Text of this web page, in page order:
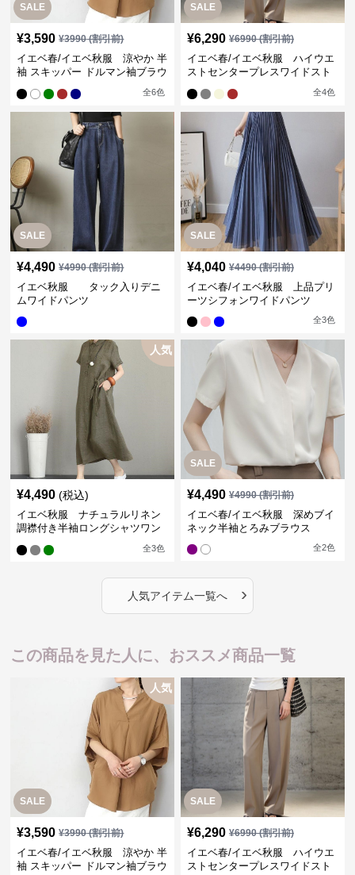
SALE
¥3,590 ¥3990(割引前)
イエベ春/イエベ秋服 涼やか 半
袖 スキッパー ドルマン袖ブラウ
全6色
SALE
¥6,290 ¥6990(割引前)
イエベ春/イエベ秋服 ハイウエ
ストセンタープレスワイドスト
全4色
SALE
¥4,490 ¥4990(割引前)
イエベ秋服 タック入りデニ
ムワイドパンツ
SALE
¥4,040 ¥4490(割引前)
イエベ春/イエベ秋服 上品プリ
ーツシフォンワイドパンツ
全3色
人気
¥4,490 (税込)
イエベ秋服 ナチュラルリネン
調襟付き半袖ロングシャツワン
全3色
SALE
¥4,490 ¥4990(割引前)
イエベ春/イエベ秋服 深めブイ
ネック半袖とろみブラウス
全2色
人気アイテム一覧へ ›
この商品を見た人に、おススメ商品一覧
SALE
人気
¥3,590 ¥3990(割引前)
イエベ春/イエベ秋服 涼やか 半
袖 スキッパー ドルマン袖ブラウ
SALE
¥6,290 ¥6990(割引前)
イエベ春/イエベ秋服 ハイウエ
ストセンタープレスワイドスト